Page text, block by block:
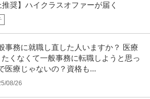
推奨】ハイクラスオファーが届く
事務に就職し直した人いますか？ 医療
くなくて一般事務に転職しようと思っ
医療じゃないの？資格も...
08/26